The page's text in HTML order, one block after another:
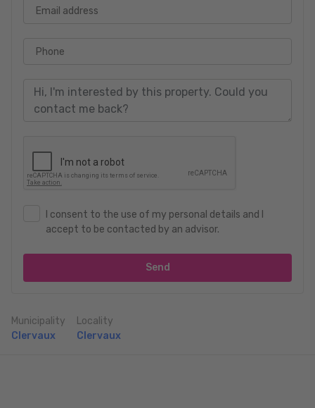
Email address
Phone
I consent to the use of my personal details and I
accept to be contacted by an advisor.
Send
Municipality
Clervaux
Locality
Clervaux